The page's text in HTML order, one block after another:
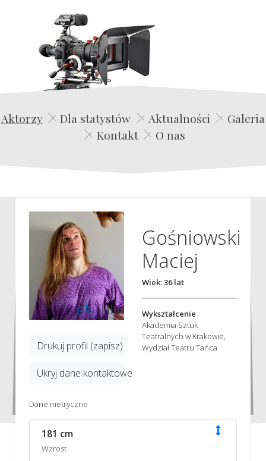
Edwin Film Agencja Aktorska
Aktorzy Dla statystów Aktualności
Galeria
Kontakt
O nas
Drukuj profil (zapisz)
Ukryj dane kontaktowe
Gośniowski
Maciej
Wiek: 36 lat
Wykształcenie
Akademia Sztuk
Teatralnych w Krakowie,
Wydział Teatru Tańca
Dane metryczne
181 cm
Wzrost